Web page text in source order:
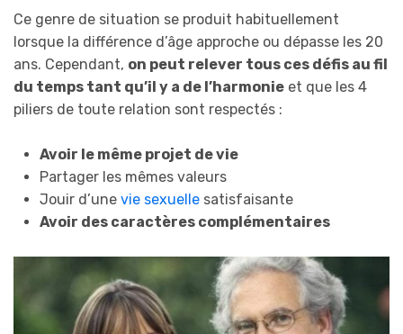
Ce genre de situation se produit habituellement
lorsque la différence d’âge approche ou dépasse les 20
ans. Cependant, on peut relever tous ces défis au fil
du temps tant qu’il y a de l’harmonie et que les 4
piliers de toute relation sont respectés :
Avoir le même projet de vie
Partager les mêmes valeurs
Jouir d’une vie sexuellesatisfaisante
Avoir des caractères complémentaires